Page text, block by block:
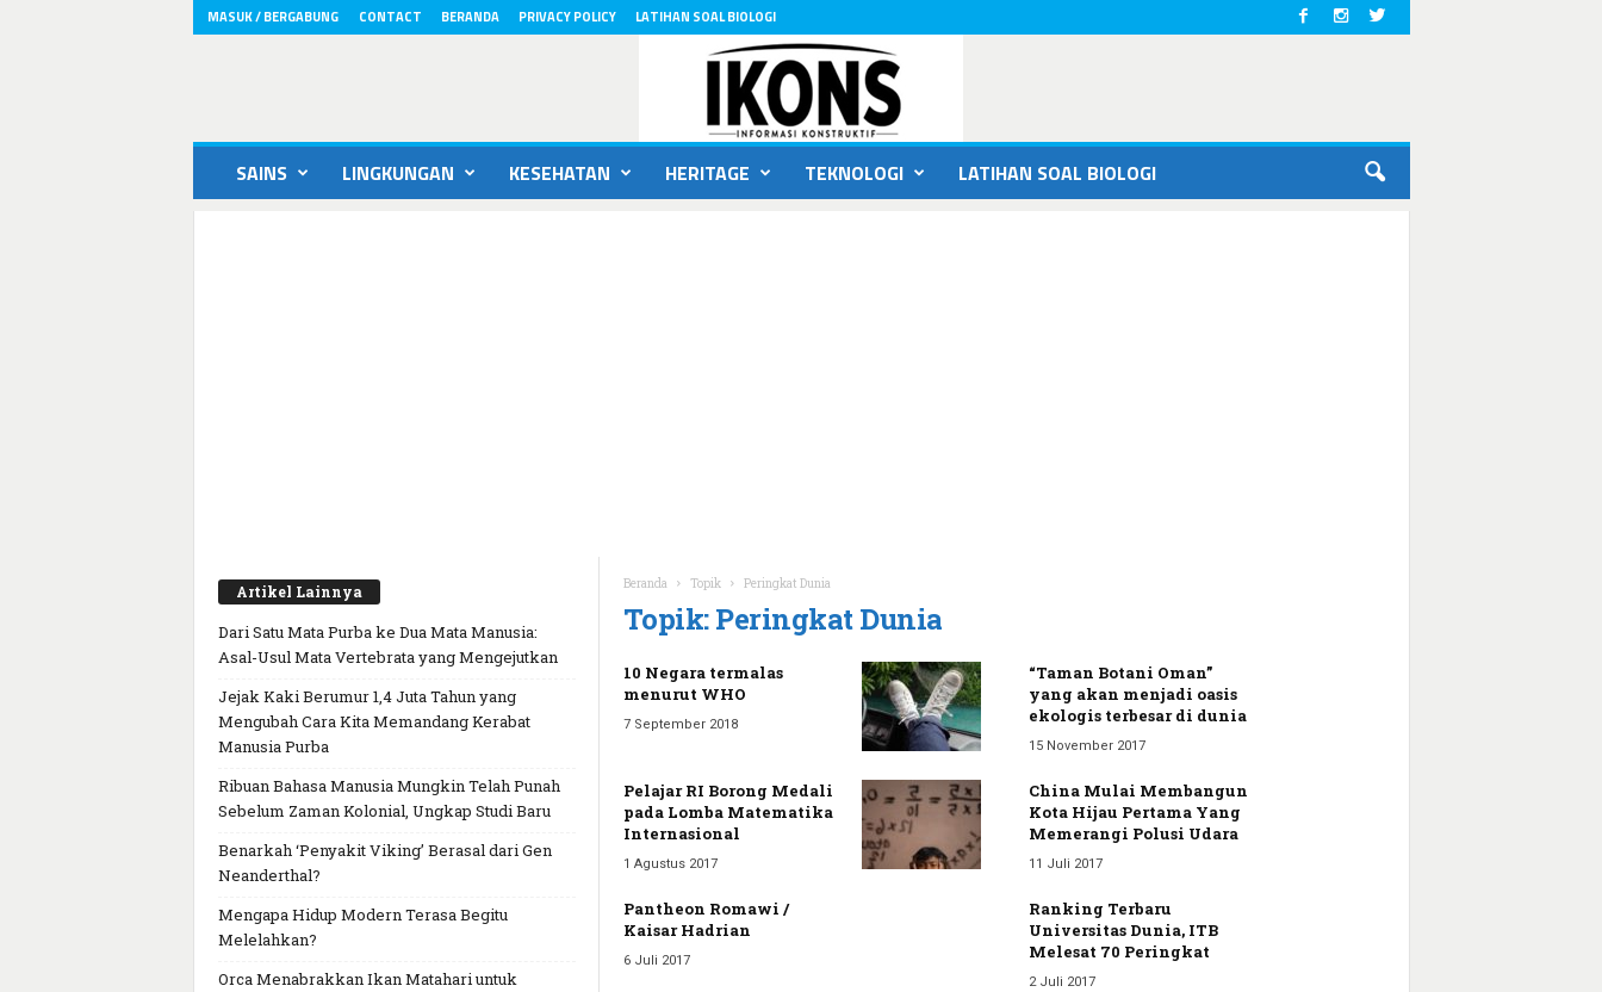
MASUK / BERGABUNG CONTACT BERANDA PRIVACY POLICY LATIHAN SOAL BIOLOGI
SAINS LINGKUNGAN KESEHATAN HERITAGE TEKNOLOGI LATIHAN SOAL BIOLOGI
Beranda Topik Peringkat Dunia
Topik: Peringkat Dunia
10 Negara termalas
menurut WHO
7 September 2018
“Taman Botani Oman”
yang akan menjadi oasis
ekologis terbesar di dunia
15 November 2017
Pelajar RI Borong Medali
pada Lomba Matematika
Internasional
1 Agustus 2017
China Mulai Membangun
Kota Hijau Pertama Yang
Memerangi Polusi Udara
11 Juli 2017
Pantheon Romawi /
Kaisar Hadrian
6 Juli 2017
Ranking Terbaru
Universitas Dunia, ITB
Melesat 70 Peringkat
2 Juli 2017
Artikel Lainnya
Dari Satu Mata Purba ke Dua Mata Manusia:
Asal-Usul Mata Vertebrata yang Mengejutkan
Jejak Kaki Berumur 1,4 Juta Tahun yang
Mengubah Cara Kita Memandang Kerabat
Manusia Purba
Ribuan Bahasa Manusia Mungkin Telah Punah
Sebelum Zaman Kolonial, Ungkap Studi Baru
Benarkah ‘Penyakit Viking’ Berasal dari Gen
Neanderthal?
Mengapa Hidup Modern Terasa Begitu
Melelahkan?
Orca Menabrakkan Ikan Matahari untuk